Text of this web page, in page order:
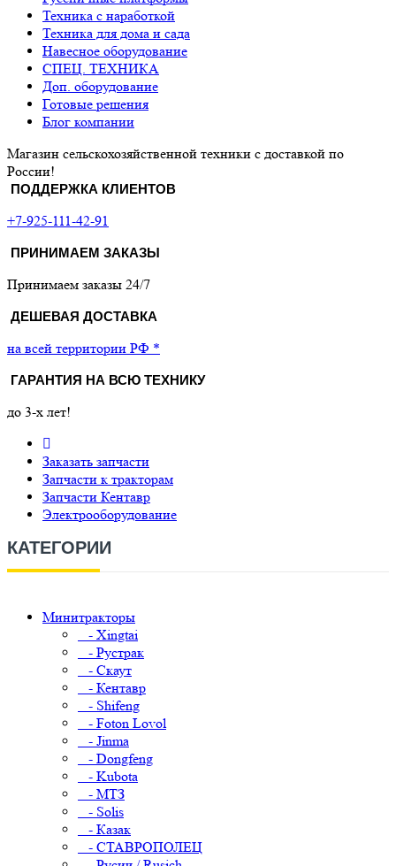
Техника с наработкой
Техника для дома и сада
Навесное оборудование
СПЕЦ. ТЕХНИКА
Доп. оборудование
Готовые решения
Блог компании
Магазин сельскохозяйственной техники с доставкой по
России!
ПОДДЕРЖКА КЛИЕНТОВ
+7-925-111-42-91
ПРИНИМАЕМ ЗАКАЗЫ
Принимаем заказы 24/7
ДЕШЕВАЯ ДОСТАВКА
на всей территории РФ *
ГАРАНТИЯ НА ВСЮ ТЕХНИКУ
до 3-х лет!
Заказать запчасти
Запчасти к тракторам
Запчасти Кентавр
Электрооборудование
КАТЕГОРИИ
Минитракторы
- Xingtai
- Рустрак
- Скаут
- Кентавр
- Shifeng
- Foton Lovol
- Jinma
- Dongfeng
- Kubota
- МТЗ
- Solis
- Казак
- СТАВРОПОЛЕЦ